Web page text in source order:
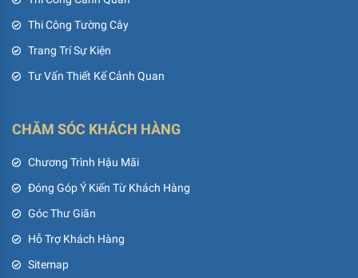
Thi Công Tường Cây
Trang Trí Sự Kiện
Tư Vấn Thiết Kế Cảnh Quan
CHĂM SÓC KHÁCH HÀNG
Chương Trình Hậu Mãi
Đóng Góp Ý Kiến Từ Khách Hàng
Góc Thư Giãn
Hỗ Trợ Khách Hàng
Sitemap